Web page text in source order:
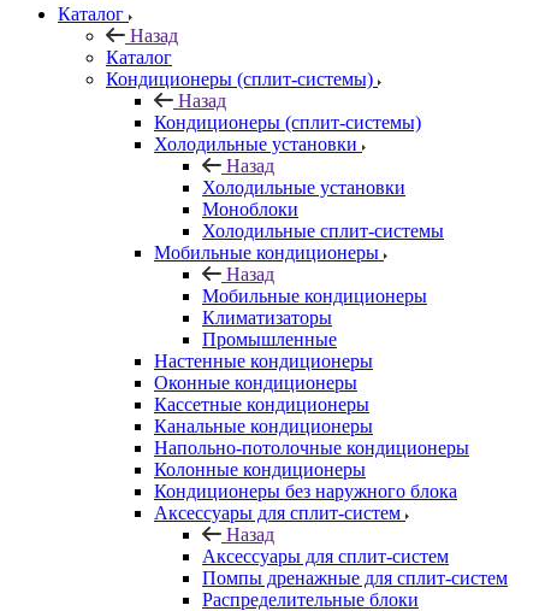
Каталог
Назад
Каталог
Кондиционеры (сплит-системы)
Назад
Кондиционеры (сплит-системы)
Холодильные установки
Назад
Холодильные установки
Моноблоки
Холодильные сплит-системы
Мобильные кондиционеры
Назад
Мобильные кондиционеры
Климатизаторы
Промышленные
Настенные кондиционеры
Оконные кондиционеры
Кассетные кондиционеры
Канальные кондиционеры
Напольно-потолочные кондиционеры
Колонные кондиционеры
Кондиционеры без наружного блока
Аксессуары для сплит-систем
Назад
Аксессуары для сплит-систем
Помпы дренажные для сплит-систем
Распределительные блоки